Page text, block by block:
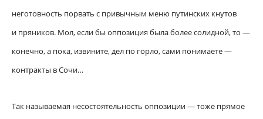
неготовность порвать с привычным меню путинских кнутов
и пряников. Мол, если бы оппозиция была более солидной, то —
конечно, а пока, извините, дел по горло, сами понимаете —
контракты в Сочи…
Так называемая несостоятельность оппозиции — тоже прямое